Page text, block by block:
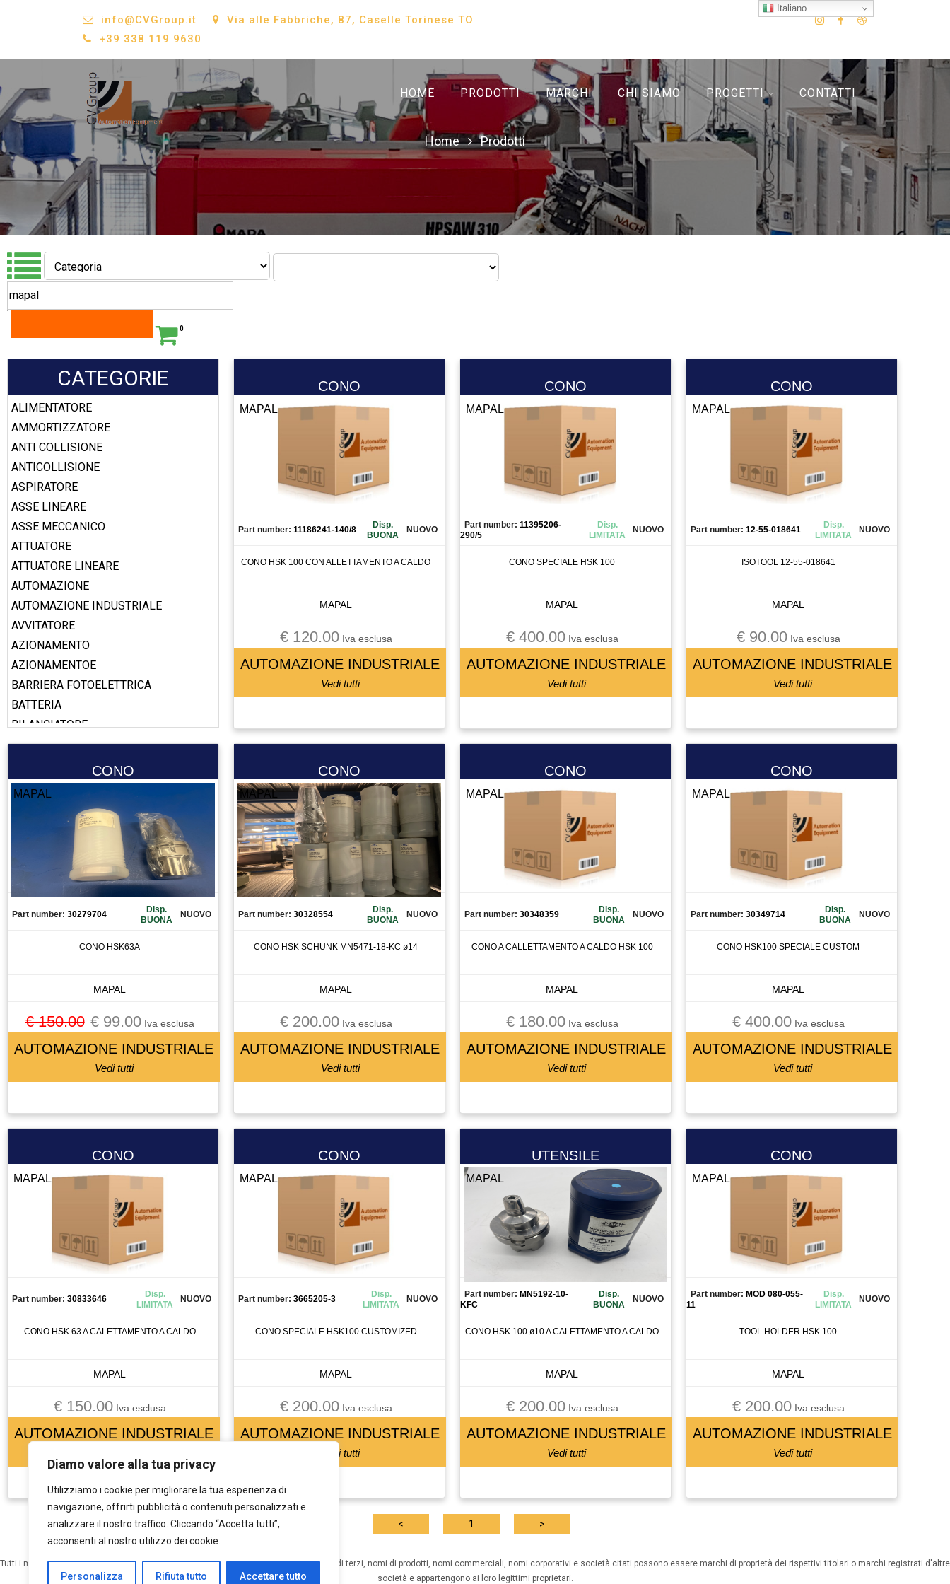
Diamo valore alla tua privacy
Utilizziamo i cookie per migliorare la tua esperienza di
navigazione, offrirti pubblicità o contenuti personalizzati e
analizzare il nostro traffico. Cliccando “Accetta tutti”,
acconsenti al nostro utilizzo dei cookie.
Personalizza Rifiuta tutto Accettare tutto
info@CVGroup.it
Via alle Fabbriche, 87, Caselle Torinese TO
+39 338 119 9630
HOME PRODOTTI MARCHI CHI SIAMO PROGETTI CONTATTI
Home Prodotti
0
CATEGORIE
ALIMENTATORE
AMMORTIZZATORE
ANTI COLLISIONE
ANTICOLLISIONE
ASPIRATORE
ASSE LINEARE
ASSE MECCANICO
ATTUATORE
ATTUATORE LINEARE
AUTOMAZIONE
AUTOMAZIONE INDUSTRIALE
AVVITATORE
AZIONAMENTO
AZIONAMENTOE
BARRIERA FOTOELETTRICA
BATTERIA
BILANCIATORE
BOBINA
CABLAGGIO
CANALIZZAZIONE
CAPICORDA
CASSETTO DI SALDATURA
CHILLER
CHIUSURA PNEUMATICA
CIABATTA DI CONNESSIONE
CIRCUIT BREAKER
CIRCUITO STAMPATOTO
CONDENSATORE
CONTATTO
CONTATTO AUSILIARIO
CONTATTOREORE
CUSCINETTI
DOMOTICA
DRIVER
ELETTROMANDRINO
ELETTROVALVOLA VALVOLA
ESTRUSORE
CONO
MAPAL
Part number: 11186241-140/8
Disp.
BUONA
NUOVO
CONO HSK 100 CON ALLETTAMENTO A CALDO
MAPAL
€ 120.00Iva esclusa
AUTOMAZIONE INDUSTRIALE
Vedi tutti
CONO
MAPAL
Part number: 11395206-
290/5
Disp.
LIMITATA
NUOVO
CONO SPECIALE HSK 100
MAPAL
€ 400.00Iva esclusa
AUTOMAZIONE INDUSTRIALE
Vedi tutti
CONO
MAPAL
Part number: 12-55-018641
Disp.
LIMITATA
NUOVO
ISOTOOL 12-55-018641
MAPAL
€ 90.00Iva esclusa
AUTOMAZIONE INDUSTRIALE
Vedi tutti
CONO
MAPAL
Part number: 30279704
Disp.
BUONA
NUOVO
CONO HSK63A
MAPAL
€ 150.00 € 99.00Iva esclusa
AUTOMAZIONE INDUSTRIALE
Vedi tutti
CONO
MAPAL
Part number: 30328554
Disp.
BUONA
NUOVO
CONO HSK SCHUNK MN5471-18-KC ø14
MAPAL
€ 200.00Iva esclusa
AUTOMAZIONE INDUSTRIALE
Vedi tutti
CONO
MAPAL
Part number: 30348359
Disp.
BUONA
NUOVO
CONO A CALLETTAMENTO A CALDO HSK 100
MAPAL
€ 180.00Iva esclusa
AUTOMAZIONE INDUSTRIALE
Vedi tutti
CONO
MAPAL
Part number: 30349714
Disp.
BUONA
NUOVO
CONO HSK100 SPECIALE CUSTOM
MAPAL
€ 400.00Iva esclusa
AUTOMAZIONE INDUSTRIALE
Vedi tutti
CONO
MAPAL
Part number: 30833646
Disp.
LIMITATA
NUOVO
CONO HSK 63 A CALETTAMENTO A CALDO
MAPAL
€ 150.00Iva esclusa
AUTOMAZIONE INDUSTRIALE
CONO
MAPAL
Part number: 3665205-3
Disp.
LIMITATA
NUOVO
CONO SPECIALE HSK100 CUSTOMIZED
MAPAL
€ 200.00Iva esclusa
AUTOMAZIONE INDUSTRIALE
Vedi tutti
UTENSILE
MAPAL
Part number: MN5192-10-
KFC
Disp.
BUONA
NUOVO
CONO HSK 100 ø10 A CALETTAMENTO A CALDO
MAPAL
€ 200.00Iva esclusa
AUTOMAZIONE INDUSTRIALE
Vedi tutti
CONO
MAPAL
Part number: MOD 080-055-
11
Disp.
LIMITATA
NUOVO
TOOL HOLDER HSK 100
MAPAL
€ 200.00Iva esclusa
AUTOMAZIONE INDUSTRIALE
Vedi tutti
< 1 >
Tutti i marchi qui esposti sono di proprietà dei rispettivi detentori dei copyright: marchi di terzi, nomi di prodotti, nomi commerciali, nomi corporativi e società citati possono essere marchi di proprietà dei rispettivi titolari o marchi registrati d'altre
società e appartengono ai loro legittimi proprietari.
Italiano